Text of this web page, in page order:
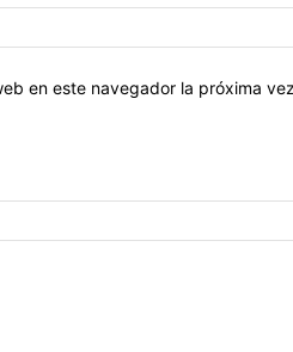
en este navegador la próxima